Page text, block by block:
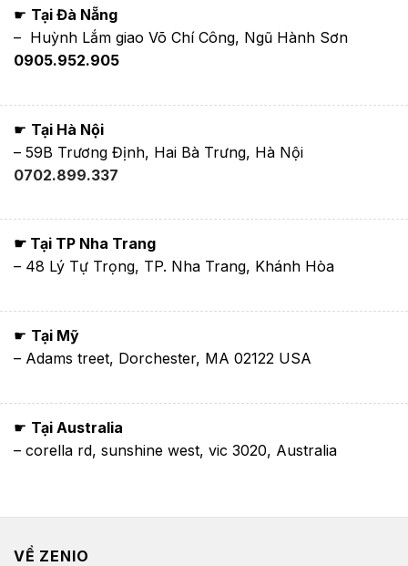
☛ Tại Đà Nẵng
– Huỳnh Lắm giao Võ Chí Công, Ngũ Hành Sơn
0905.952.905
☛ Tại Hà Nội
– 59B Trương Định, Hai Bà Trưng, Hà Nội
0702.899.337
☛ Tại TP Nha Trang
– 48 Lý Tự Trọng, TP. Nha Trang, Khánh Hòa
☛ Tại Mỹ
– Adams treet, Dorchester, MA 02122 USA
☛ Tại Australia
– corella rd, sunshine west, vic 3020, Australia
VỀ ZENIO